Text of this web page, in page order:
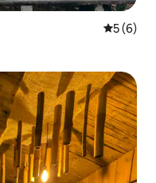
5 de
5 (6)